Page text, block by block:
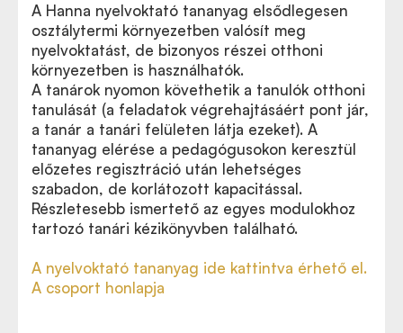
A Hanna nyelvoktató tananyag elsődlegesen
osztálytermi környezetben valósít meg
nyelvoktatást, de bizonyos részei otthoni
környezetben is használhatók.
A tanárok nyomon követhetik a tanulók otthoni
tanulását (a feladatok végrehajtásáért pont jár,
a tanár a tanári felületen látja ezeket). A
tananyag elérése a pedagógusokon keresztül
előzetes regisztráció után lehetséges
szabadon, de korlátozott kapacitással.
Részletesebb ismertető az egyes modulokhoz
tartozó tanári kézikönyvben található.
A nyelvoktató tananyag ide kattintva érhető el.
A csoport honlapja